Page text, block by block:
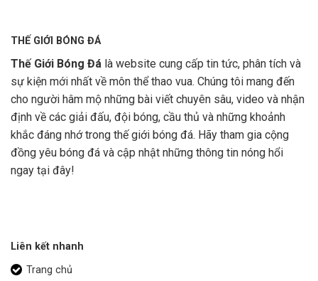
THẾ GIỚI BÓNG ĐÁ
Thế Giới Bóng Đá là website cung cấp tin tức, phân tích và
sự kiện mới nhất về môn thể thao vua. Chúng tôi mang đến
cho người hâm mộ những bài viết chuyên sâu, video và nhận
định về các giải đấu, đội bóng, cầu thủ và những khoảnh
khắc đáng nhớ trong thế giới bóng đá. Hãy tham gia cộng
đồng yêu bóng đá và cập nhật những thông tin nóng hổi
ngay tại đây!
Liên kết nhanh
Trang chủ